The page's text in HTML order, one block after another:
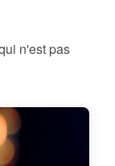
n'est pas